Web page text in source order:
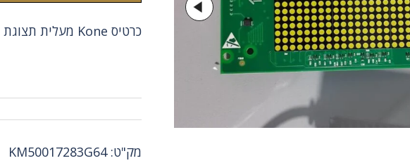
כרטיס Kone מעלית תצוגת PCB לוח KM50017283G64
מק"ט:KM50017283G64